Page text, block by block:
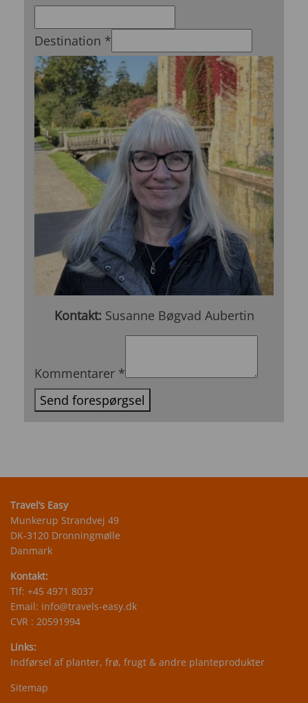
Destination *
Kontakt: Susanne Bøgvad Aubertin
Kommentarer *
Send forespørgsel
Travel’s Easy
Munkerup Strandvej 49
DK-3120 Dronningmølle
Danmark
Kontakt:
Tlf: +45 4971 8037
Email: info@travels-easy.dk
CVR : 20591994
Links:
Indførsel af planter, frø, frugt & andre planteprodukter
Sitemap